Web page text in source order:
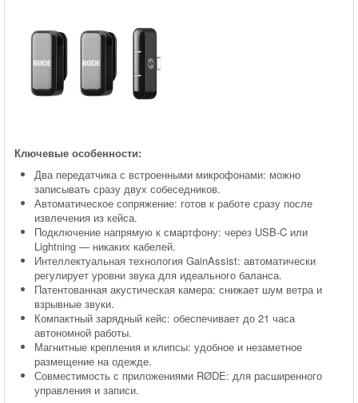
Ключевые особенности:
Два передатчика с встроенными микрофонами: можно
записывать сразу двух собеседников.
Автоматическое сопряжение: готов к работе сразу после
извлечения из кейса.
Подключение напрямую к смартфону: через USB-C или
Lightning — никаких кабелей.
Интеллектуальная технология GainAssist: автоматически
регулирует уровни звука для идеального баланса.
Патентованная акустическая камера: снижает шум ветра и
взрывные звуки.
Компактный зарядный кейс: обеспечивает до 21 часа
автономной работы.
Магнитные крепления и клипсы: удобное и незаметное
размещение на одежде.
Совместимость с приложениями RØDE: для расширенного
управления и записи.